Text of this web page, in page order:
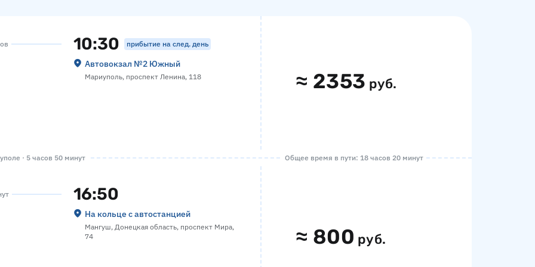
10:30 прибытие на след. день
Автовокзал №2 Южный
Мариуполь, проспект Ленина, 118 ≈ 2353 руб.
· 5 часов 50 минут Общее время в пути: 18 часов 20 минут
16:50
На кольце с автостанцией
Мангуш, Донецкая область, проспект Мира,
74
≈ 800 руб.